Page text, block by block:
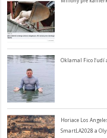
Oklamal Fico ľudí
Horiace Los
SmartLA2028 a